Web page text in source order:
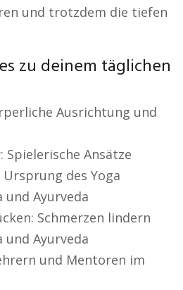
und trotzdem die tiefen
zu deinem täglichen
Ausrichtung und
Spielerische Ansätze
des Yoga
und Ayurveda
Schmerzen lindern
und Ayurveda
und Mentoren im